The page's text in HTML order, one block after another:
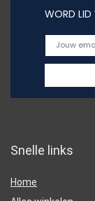
WORD LID
Snelle links
Home